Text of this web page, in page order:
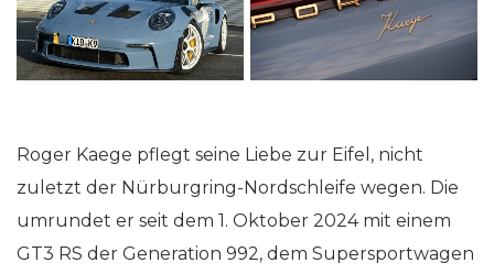
Roger Kaege pflegt seine Liebe zur Eifel, nicht
zuletzt der Nürburgring-Nordschleife wegen. Die
umrundet er seit dem 1. Oktober 2024 mit einem
GT3 RS der Generation 992, dem Supersportwagen